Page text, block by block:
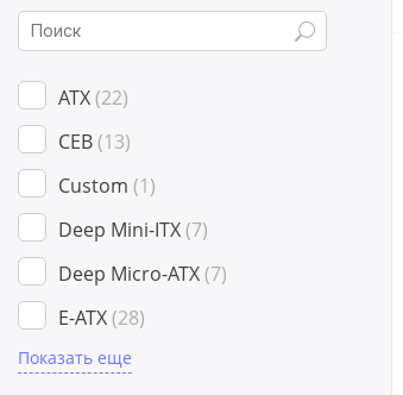
ATX 22
CEB 13
Custom 1
Deep Mini-ITX 7
Deep Micro-ATX 7
E-ATX 28
EEB 15
Показать еще